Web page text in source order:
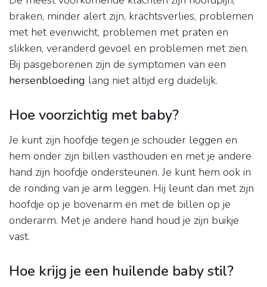
braken, minder alert zijn, krachtsverlies, problemen
met het evenwicht, problemen met praten en
slikken, veranderd gevoel en problemen met zien.
Bij pasgeborenen zijn de symptomen van een
hersenbloeding lang niet altijd erg duidelijk.
Hoe voorzichtig met baby?
Je kunt zijn hoofdje tegen je schouder leggen en
hem onder zijn billen vasthouden en met je andere
hand zijn hoofdje ondersteunen. Je kunt hem ook in
de ronding van je arm leggen. Hij leunt dan met zijn
hoofdje op je bovenarm en met de billen op je
onderarm. Met je andere hand houd je zijn buikje
vast.
Hoe krijg je een huilende baby stil?